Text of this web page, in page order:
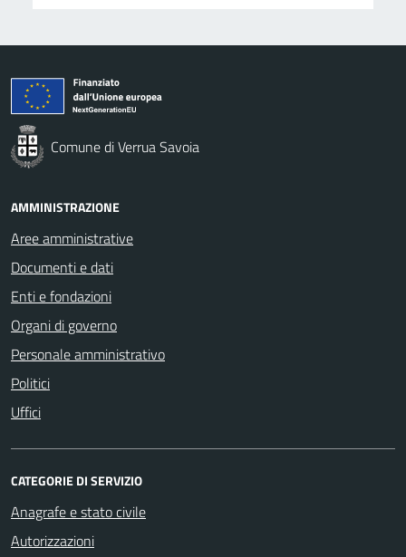
Comune di Verrua Savoia
AMMINISTRAZIONE
Aree amministrative
Documenti e dati
Enti e fondazioni
Organi di governo
Personale amministrativo
Politici
Uffici
CATEGORIE DI SERVIZIO
Anagrafe e stato civile
Autorizzazioni